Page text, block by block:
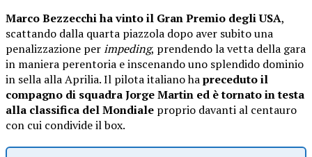
Marco Bezzecchi ha vinto il Gran Premio degli USA,
scattando dalla quarta piazzola dopo aver subito una
penalizzazione perimpeding, prendendo la vetta della gara
in maniera perentoria e inscenando uno splendido dominio
in sella alla Aprilia. Il pilota italiano hapreceduto il
compagno di squadra Jorge Martin ed è tornato in testa
alla classifica del Mondiale proprio davanti al centauro
con cui condivide il box.